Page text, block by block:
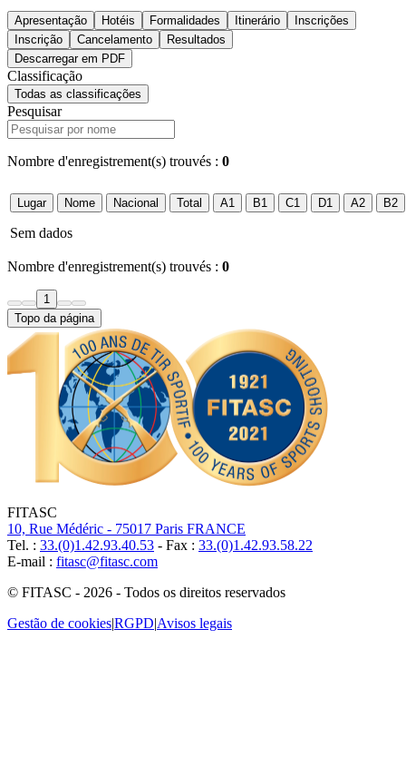
Apresentação Hotéis Formalidades Itinerário
Inscrições
Inscrição
Cancelamento
Resultados
Descarregar em PDF
Classificação
Todas as classificações
Pesquisar
Nombre d'enregistrement(s) trouvés : 0
Lugar Nome Nacional Total A1 B1 C1 D1 A2 B2
Sem dados
Nombre d'enregistrement(s) trouvés : 0
1
Topo da página
FITASC
10, Rue Médéric - 75017 Paris FRANCE
Tel. : 33.(0)1.42.93.40.53 - Fax : 33.(0)1.42.93.58.22
E-mail : fitasc@fitasc.com
© FITASC - 2026 - Todos os direitos reservados
Gestão de cookies|RGPD|Avisos legais